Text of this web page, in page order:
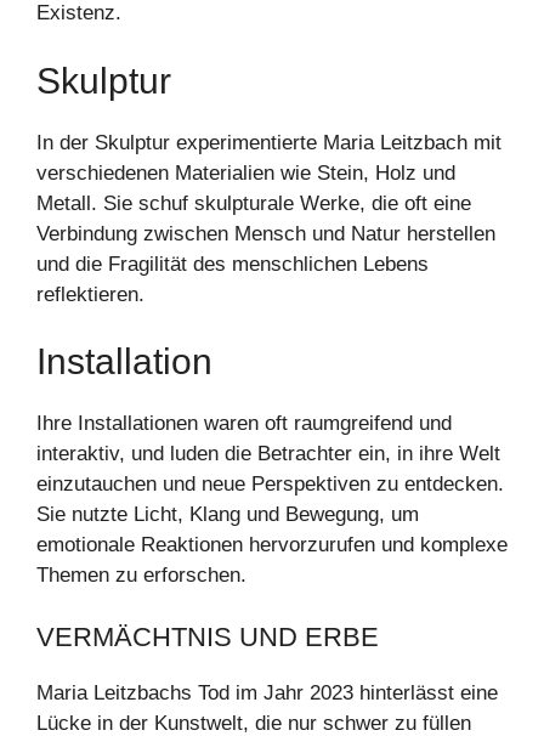
Existenz.
Skulptur
In der Skulptur experimentierte Maria Leitzbach mit
verschiedenen Materialien wie Stein, Holz und
Metall. Sie schuf skulpturale Werke, die oft eine
Verbindung zwischen Mensch und Natur herstellen
und die Fragilität des menschlichen Lebens
reflektieren.
Installation
Ihre Installationen waren oft raumgreifend und
interaktiv, und luden die Betrachter ein, in ihre Welt
einzutauchen und neue Perspektiven zu entdecken.
Sie nutzte Licht, Klang und Bewegung, um
emotionale Reaktionen hervorzurufen und komplexe
Themen zu erforschen.
VERMÄCHTNIS UND ERBE
Maria Leitzbachs Tod im Jahr 2023 hinterlässt eine
Lücke in der Kunstwelt, die nur schwer zu füllen